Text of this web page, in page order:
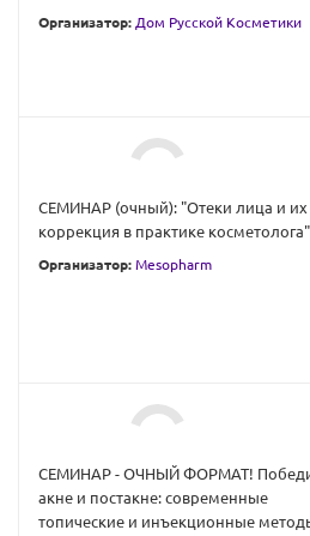
Организатор: Дом Русской Косметики
СЕМИНАР (очный): "Отеки лица и их
коррекция в практике косметолога"
Организатор: Mesopharm
СЕМИНАР - ОЧНЫЙ ФОРМАТ!
акне и постакне: современные
топические и инъекционные